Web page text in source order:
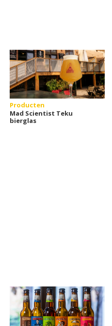
Producten
Mad Scientist Teku
bierglas